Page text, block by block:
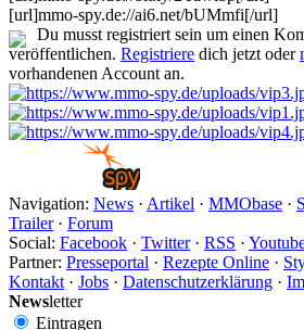
[url]mmo-spy.de://ai6.net/bUMmfi[/url]
Du musst registriert sein um einen
veröffentlichen. Registriere dich jetzt oder
vorhandenen Account an.
Navigation: News · Artikel · MMObase ·
Trailer· Forum
Social: Facebook · Twitter· RSS ·
Partner: Presseportal · Rezepte Online ·
Kontakt· Jobs · Datenschutzerklärung ·
Newsletter
Eintragen